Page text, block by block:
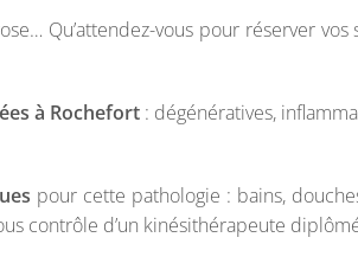
Qu’attendez-vous pour réserver
à Rochefort : dégénératives,
pour cette pathologie : bains,
contrôle d’un kinésithérapeute